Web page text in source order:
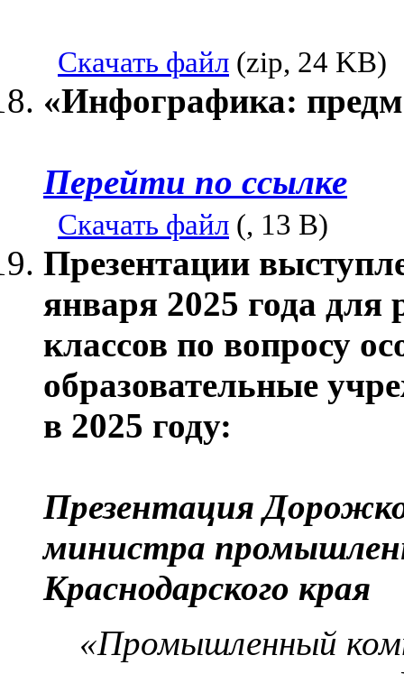
Скачать файл (zip, 24 KB)
«Инфографика:
Перейти по ссылке
Скачать файл (, 13 B)
Презентации
января 2025 года для
классов по вопросу
образовательные
в 2025 году:
Презентация
министра
Краснодарского края
«Промышленный